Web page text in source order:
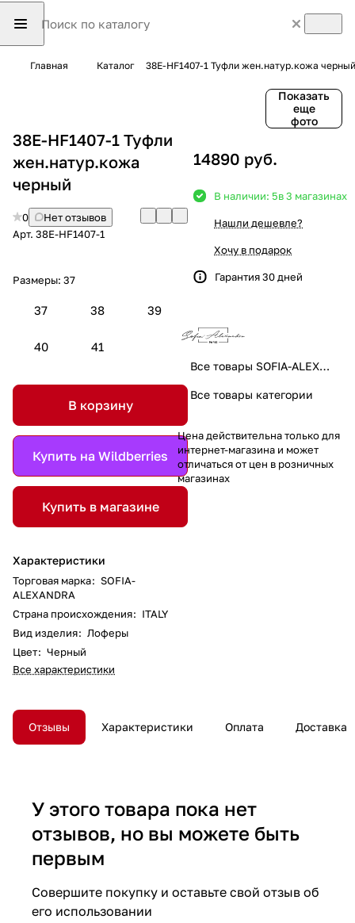
Главная Каталог 38E-HF1407-1 Туфли жен.натур.кожа черный
Показать
еще
фото
38E-HF1407-1 Туфли
жен.натур.кожа
черный
0
Нет отзывов
Арт. 38E-HF1407-1
Размеры: 37
37 38 39
40 41
В корзину
Купить на Wildberries
Купить в магазине
Характеристики
Торговая марка: SOFIA-
ALEXANDRA
Страна происхождения: ITALY
Вид изделия: Лоферы
Цвет: Черный
Все характеристики
14890 руб.
В наличии: 5в 3 магазинах
Нашли дешевле?
Хочу в подарок
Гарантия 30 дней
Все товары SOFIA-ALEXANDRA
Все товары категории
Цена действительна только для
интернет-магазина и может
отличаться от цен в розничных
магазинах
Отзывы Характеристики Оплата Доставка
У этого товара пока нет
отзывов, но вы можете быть
первым
Совершите покупку и оставьте свой отзыв об
его использовании